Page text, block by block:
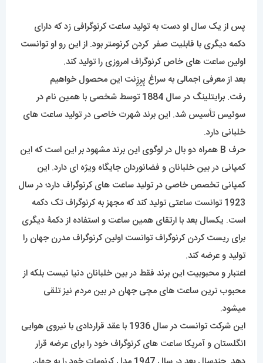
خلبانی دارد.
حرف B همراه دو بال در لوگوی این برند مشهود بر این است که این
کمپانی در بین خلبانان و فضانوردان جایگاه ویژه ای دارد. این
کمپانی تخصص خاصی در تولید ساعت های کرنوگراف دارد؛ در سال
1923 توانست ساعتی تولید کند که مجهز به کرنوگراف تک دکمه
است. یکسال بعد با ارتقای همین ساعت و استفاده از دکمۀ دیگری
برای ریست کردن کرنوگراف توانست اولین کرنوگراف مدرن جهان را
تولید و عرضه کند.
اعتبار و محبوبیت این برند فقط در بین خلبانان دنیا نیست بلکه از
محبوب ترین ساعت های مچی جهان در بین مردم نیز تلقی
میشود.
این شرکت توانست در سال 1936 با عقد قراردادی با نیروی هوایی
انگلستان و آمریکا ساعت های کرنوگراف خود را برای عرضه قرار
معرفی کرد. بعد از کسب موفقیت های متعدد در سال 1952 مدل
افسانه ای خود یعنی نوی تایمر (Navitimer) با قابلیت کرنوگراف
و قاب چرخنده را عرضه کرد که به خلبان این امکان را میداد تا
محاسباتی برای پرواز خود انجام دهد.
برایتلینگ فقط به آسمان اکتفا نکرد. از دیگر دستاورد های مهم این
برند مدل سوپر اوشن (Super Ocean) بود که به طور سفارشی